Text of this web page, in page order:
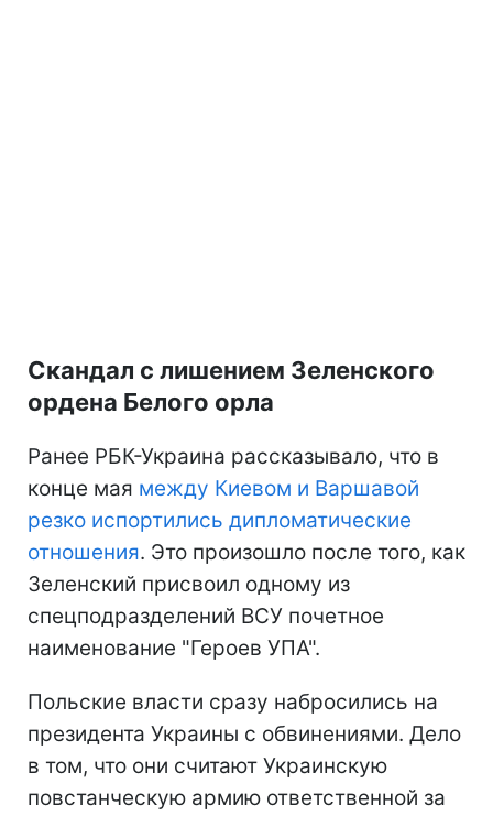
Скандал с лишением Зеленского
ордена Белого орла
Ранее РБК-Украина рассказывало, что в
конце мая между Киевом и Варшавой
резко испортились дипломатические
отношения. Это произошло после того, как
Зеленский присвоил одному из
спецподразделений ВСУ почетное
наименование "Героев УПА".
Польские власти сразу набросились на
президента Украины с обвинениями. Дело
в том, что они считают Украинскую
повстанческую армию ответственной за